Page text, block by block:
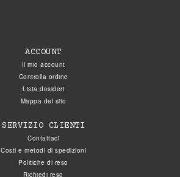
ACCOUNT
Il mio account
Controlla ordine
Lista desideri
Mappa del sito
SERVIZIO CLIENTI
Contattaci
Costi e metodi di spedizioni
Politiche di reso
Richiedi reso